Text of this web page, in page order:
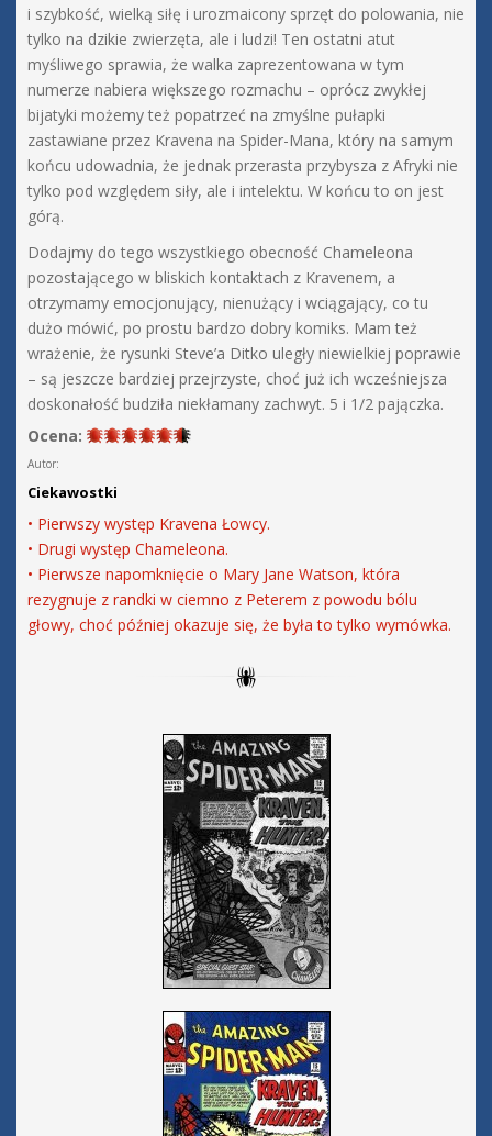
i szybkość, wielką siłę i urozmaicony sprzęt do polowania, nie
tylko na dzikie zwierzęta, ale i ludzi! Ten ostatni atut
myśliwego sprawia, że walka zaprezentowana w tym
numerze nabiera większego rozmachu – oprócz zwykłej
bijatyki możemy też popatrzeć na zmyślne pułapki
zastawiane przez Kravena na Spider-Mana, który na samym
końcu udowadnia, że jednak przerasta przybysza z Afryki nie
tylko pod względem siły, ale i intelektu. W końcu to on jest
górą.
Dodajmy do tego wszystkiego obecność Chameleona
pozostającego w bliskich kontaktach z Kravenem, a
otrzymamy emocjonujący, nienużący i wciągający, co tu
dużo mówić, po prostu bardzo dobry komiks. Mam też
wrażenie, że rysunki Steve’a Ditko uległy niewielkiej poprawie
– są jeszcze bardziej przejrzyste, choć już ich wcześniejsza
doskonałość budziła niekłamany zachwyt. 5 i 1/2 pajączka.
Ocena:
Autor:
Ciekawostki
• Pierwszy występ Kravena Łowcy.
• Drugi występ Chameleona.
• Pierwsze napomknięcie o Mary Jane Watson, która
rezygnuje z randki w ciemno z Peterem z powodu bólu
głowy, choć później okazuje się, że była to tylko wymówka.